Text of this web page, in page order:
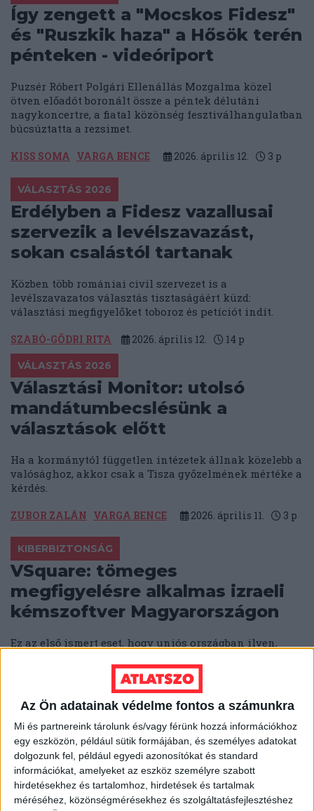
Az Ön adatainak védelme fontos a számunkra
Mi és partnereink tárolunk és/vagy férünk hozzá információkhoz
egy eszközön, például sütik formájában, és személyes adatokat
dolgozunk fel, például egyedi azonosítókat és standard
információkat, amelyeket az eszköz személyre szabott
hirdetésekhez és tartalomhoz, hirdetések és tartalmak
méréséhez, közönségmérésekhez és szolgáltatásfejlesztéshez
Így zengett a "Mocskos Fidesz"
és "Ruszkik haza" a Hősök terén
pénteken - videóriport
Puzsér Róbert Polgári Ellenállás Mozgalma közel
ötven előadót boronált össze a péntek délutáni
nagykoncertre, a fiatal közönség fesztiválhangulatban
búcsúztatta a rezsimet.
KISS SOMA VARGA BENCE 2026. április 12. 3 p
VÁLASZTÁS 2026
Erdélyben a Fidesz vazallusai
szervezik a levélszavazást,
sokan csalástól tartanak
Közben több romániai civil szervezet is a
levélszavazatos választás tisztaságáért küzd:
választási megfigyelőket toboroz és petíciót indít.
SZABÓ-GÖDRI RITA 2026. április 12. 14 p
VÁLASZTÁS 2026
Választási Monitor: utolsó
mandátumbecslésünk a
választások előtt
Ha a kormánytól független intézetek állnak közelebb a
valósághoz, akkor csak a Tisza győzelmének mértéke a
kérdés.
ZUBOR ZALÁN VARGA BENCE 2026. április 11. 3 p
KIBERBIZTONSÁG
VSquare: tömeges
megfigyelésre alkalmas izraeli
kémszoftver Magyarországon
Ez az első ismert eset, hogy uniós országban ilyen,
megfigyelési technológiát vetnek be.
ÁTLÁTSZÓ 2026. április 10.
VÁLASZTÁS 2026
Tucatjával adhattak be hamis
mozgóurnás kérelmeket
egyetlen e-mail címről